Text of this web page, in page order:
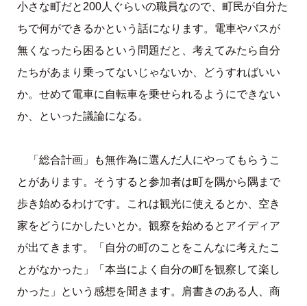
小さな町だと200人ぐらいの職員なので、町民が自分た
ちで何ができるかという話になります。電車やバスが
無くなったら困るという問題だと、考えてみたら自分
たちがあまり乗ってないじゃないか、どうすればいい
か。せめて電車に自転車を乗せられるようにできない
か、といった議論になる。
「総合計画」も無作為に選んだ人にやってもらうこ
とがあります。そうすると参加者は町を隅から隅まで
歩き始めるわけです。これは観光に使えるとか、空き
家をどうにかしたいとか。観察を始めるとアイディア
が出てきます。「自分の町のことをこんなに考えたこ
とがなかった」「本当によく自分の町を観察して楽し
かった」という感想を聞きます。肩書きのある人、商